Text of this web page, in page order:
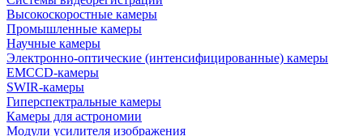
Высокоскоростные камеры
Промышленные камеры
Научные камеры
Электронно-оптические (интенсифицированные) камеры
EMCCD-камеры
SWIR-камеры
Гиперспектральные камеры
Камеры для астрономии
Модули усилителя изображения